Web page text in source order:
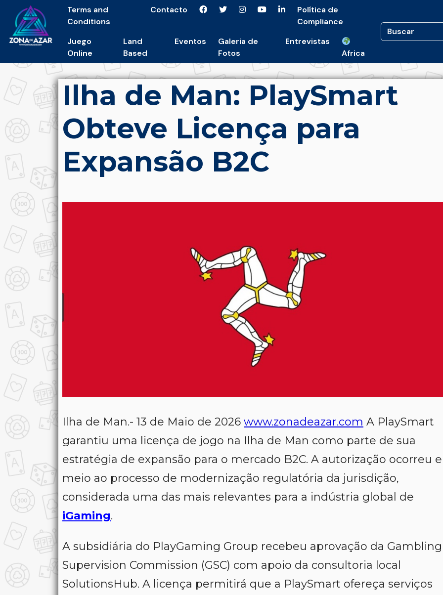
Terms and
Conditions
Contacto
Política de
Compliance
Juego
Online
Land
Based
Eventos
Galeria de
Fotos
Entrevistas
Africa
Ilha de Man: PlaySmart
Obteve Licença para
Expansão B2C
Ilha de Man.- 13 de Maio de 2026 www.zonadeazar.com A PlaySmart
garantiu uma licença de jogo na Ilha de Man como parte de sua
estratégia de expansão para o mercado B2C. A autorização ocorreu
meio ao processo de modernização regulatória da jurisdição,
considerada uma das mais relevantes para a indústria global de
iGaming.
A subsidiária do PlayGaming Group recebeu aprovação da Gambling
Supervision Commission (GSC) com apoio da consultoria local
SolutionsHub. A licença permitirá que a PlaySmart ofereça serviços